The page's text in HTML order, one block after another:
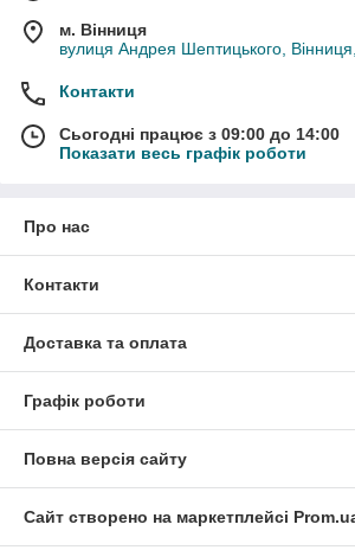
м. Вінниця
вулиця Андрея Шептицького,
Контакти
Сьогодні працює з 09:00 до 14:00
Показати весь графік роботи
Про нас
Контакти
Доставка та оплата
Графік роботи
Повна версія сайту
Сайт створено на маркетплейсі